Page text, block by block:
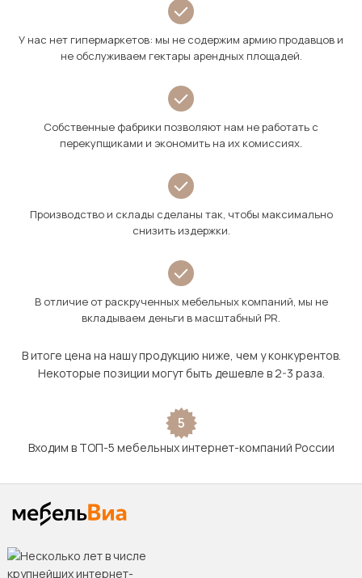
У нас нет гипермаркетов: мы не содержим армию продавцов и
не обслуживаем гектары арендных площадей.
Собственные фабрики позволяют нам не работать с
перекупщиками и экономить на их комиссиях.
Производство и склады сделаны так, чтобы максимально
снизить издержки.
В отличие от раскрученных мебельных компаний, мы не
вкладываем деньги в масштабный PR.
В итоге цена на нашу продукцию ниже, чем у конкурентов.
Некоторые позиции могут быть дешевле в 2-3 раза.
5
Входим в ТОП-5 мебельных интернет-компаний России